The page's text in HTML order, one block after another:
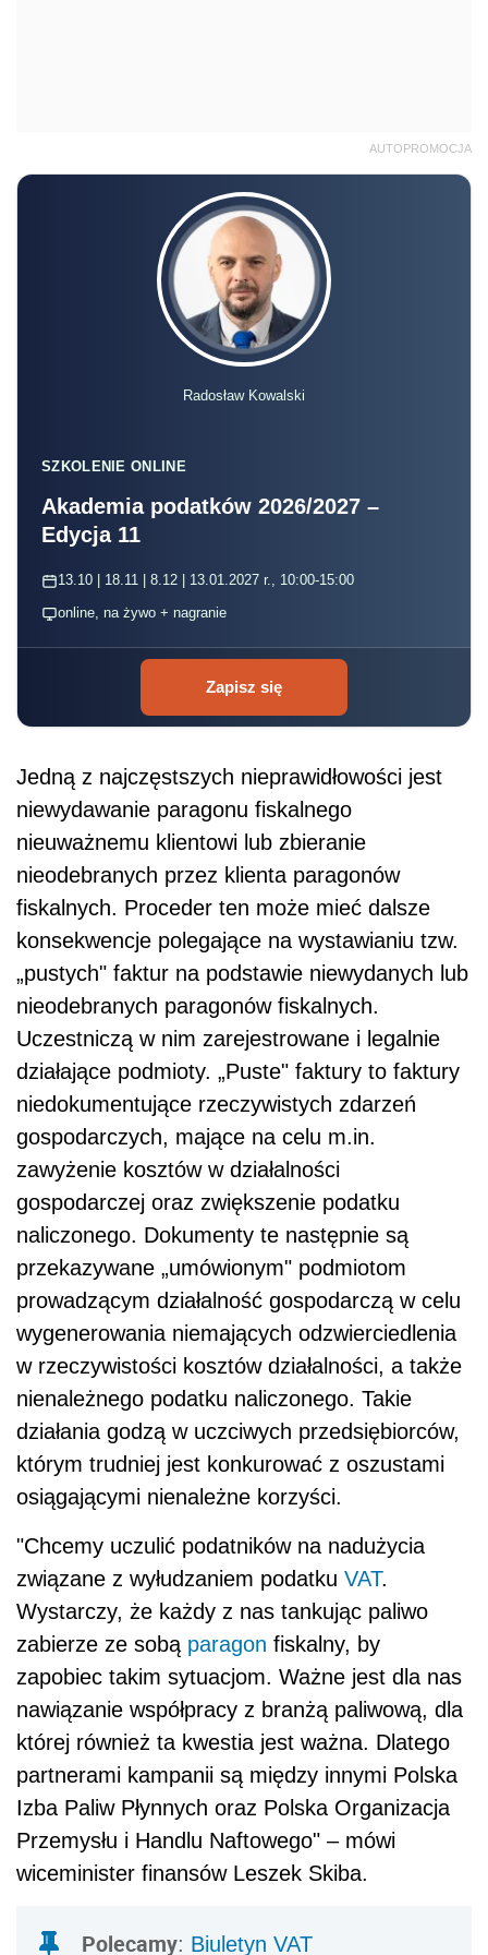
AUTOPROMOCJA
Radosław Kowalski
SZKOLENIE ONLINE
Akademia podatków 2026/2027 –
Edycja 11
13.10 | 18.11 | 8.12 | 13.01.2027 r., 10:00-15:00
online, na żywo + nagranie
Zapisz się
Jedną z najczęstszych nieprawidłowości jest
niewydawanie paragonu fiskalnego
nieuważnemu klientowi lub zbieranie
nieodebranych przez klienta paragonów
fiskalnych. Proceder ten może mieć dalsze
konsekwencje polegające na wystawianiu tzw.
„pustych" faktur na podstawie niewydanych lub
nieodebranych paragonów fiskalnych.
Uczestniczą w nim zarejestrowane i legalnie
działające podmioty. „Puste" faktury to faktury
niedokumentujące rzeczywistych zdarzeń
gospodarczych, mające na celu m.in.
zawyżenie kosztów w działalności
gospodarczej oraz zwiększenie podatku
naliczonego. Dokumenty te następnie są
przekazywane „umówionym" podmiotom
prowadzącym działalność gospodarczą w celu
wygenerowania niemających odzwierciedlenia
w rzeczywistości kosztów działalności, a także
nienależnego podatku naliczonego. Takie
działania godzą w uczciwych przedsiębiorców,
którym trudniej jest konkurować z oszustami
osiągającymi nienależne korzyści.
"Chcemy uczulić podatników na nadużycia
związane z wyłudzaniem podatku VAT.
Wystarczy, że każdy z nas tankując paliwo
zabierze ze sobą paragon fiskalny, by
zapobiec takim sytuacjom. Ważne jest dla nas
nawiązanie współpracy z branżą paliwową, dla
której również ta kwestia jest ważna. Dlatego
partnerami kampanii są między innymi Polska
Izba Paliw Płynnych oraz Polska Organizacja
Przemysłu i Handlu Naftowego" – mówi
wiceminister finansów Leszek Skiba.
Polecamy: Biuletyn VAT